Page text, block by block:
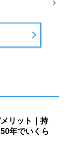
リット｜持
年でいくら